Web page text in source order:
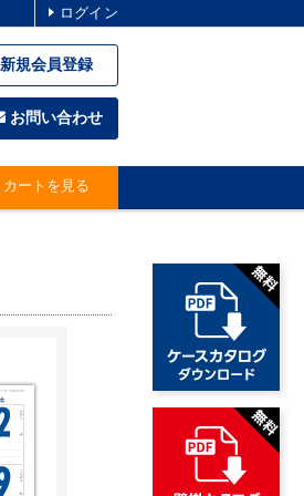
ログイン
新規会員登録
お問い合わせ
カートを見る